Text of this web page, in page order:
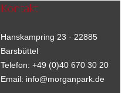
Kontakt
Hanskampring 23 · 22885
Barsbüttel
Telefon: +49 (0)40 670 30 20
Email: info@morganpark.de